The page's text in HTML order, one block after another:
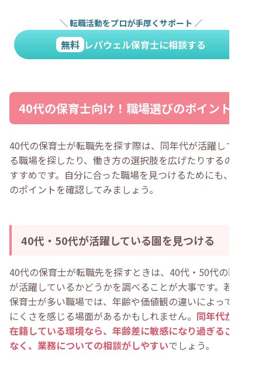
＼ 転職活動をプロが手厚くサポート ／
無料 レバウェル保育士に相談する
40代の保育士向け！職場選びのポイント
40代の保育士が転職先を探す際は、同年代が活躍してい
る職場を探したり、働き方の選択肢を広げたりするのがお
すすめです。自分に合った職場を見つけるためにも、以下
のポイントを確認してみましょう。
40代・50代が活躍している園を見つける
40代の保育士が転職先を探すときは、40代・50代の職員
が活躍しているかどうかを調べることが大事です。若手の
保育士が多い職場では、年齢や価値観の違いによって働き
にくさを感じる場面があるかもしれません。 同年代が複数
在籍している環境なら、年齢差に敏感になり過ぎることも
なく、業務についての相談がしやすいでしょう。